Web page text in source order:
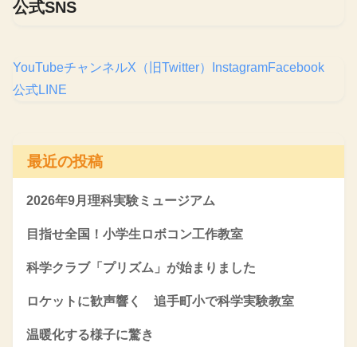
公式SNS
YouTubeチャンネルX（旧Twitter） InstagramFacebook
公式LINE
最近の投稿
2026年9月理科実験ミュージアム
目指せ全国！小学生ロボコン工作教室
科学クラブ「プリズム」が始まりました
ロケットに歓声響く 追手町小で科学実験教室
温暖化する様子に驚き